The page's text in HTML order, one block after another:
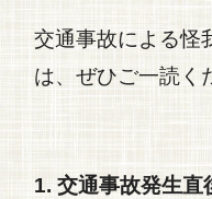
交通事故による怪
は、ぜひご一読く
1. 交通事故発生直